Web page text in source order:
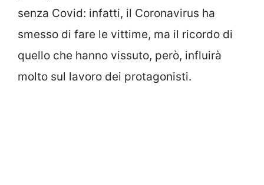
senza Covid: infatti, il Coronavirus ha
smesso di fare le vittime, ma il ricordo di
quello che hanno vissuto, però, influirà
molto sul lavoro dei protagonisti.